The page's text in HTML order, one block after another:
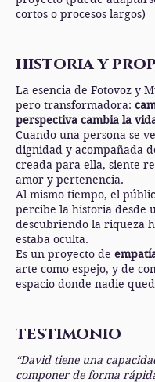
cortos o procesos largos)
historia y
La esencia de Fotovoz y
pero transformadora:
perspectiva cambia la
Cuando una persona se
dignidad y acompañada
creada para ella, siente
amor y pertenencia.
Al mismo tiempo, el
percibe la historia desde
descubriendo la riqueza
estaba oculta.
Es un proyecto de
arte como espejo, y de
espacio donde nadie
testimonio
“David tiene una
componer de forma